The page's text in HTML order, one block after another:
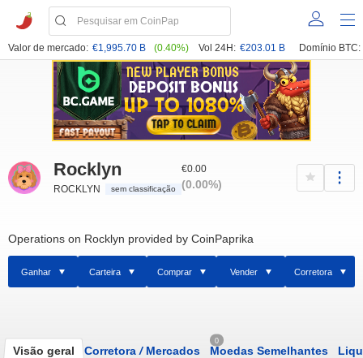
Valor de mercado: €1,995.70 B (0.40%) Vol 24H: €203.01 B Domínio BTC:
Rocklyn
ROCKLYN sem classificação
€0.00
(0.00%)
Operations on Rocklyn provided by CoinPaprika
Ganhar Carteira Comprar Vender Corretora
Visão geral Corretora /Mercados
0
Moedas Semelhantes